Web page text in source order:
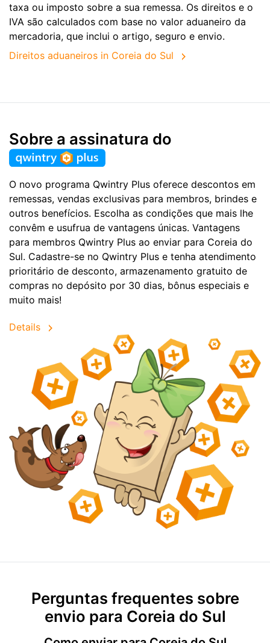
taxa ou imposto sobre a sua remessa. Os direitos e o
IVA são calculados com base no valor aduaneiro da
mercadoria, que inclui o artigo, seguro e envio.
Direitos aduaneiros in Coreia do Sul
Sobre a assinatura do
O novo programa Qwintry Plus oferece descontos em
remessas, vendas exclusivas para membros, brindes e
outros benefícios. Escolha as condições que mais lhe
convêm e usufrua de vantagens únicas. Vantagens
para membros Qwintry Plus ao enviar para Coreia do
Sul. Cadastre-se no Qwintry Plus e tenha atendimento
prioritário de desconto, armazenamento gratuito de
compras no depósito por 30 dias, bônus especiais e
muito mais!
Details
Perguntas frequentes sobre
envio para Coreia do Sul